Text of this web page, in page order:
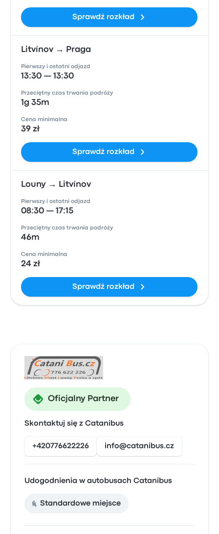
Sprawdź rozkład
Litvínov → Praga
Pierwszy i ostatni odjazd
13:30 — 13:30
Przeciętny czas trwania podróży
1g 35m
Cena minimalna
39 zł
Sprawdź rozkład
Louny → Litvínov
Pierwszy i ostatni odjazd
08:30 — 17:15
Przeciętny czas trwania podróży
46m
Cena minimalna
24 zł
Sprawdź rozkład
Oficjalny Partner
Skontaktuj się z Catanibus
+420776622226 info@catanibus.cz
Udogodnienia w autobusach Catanibus
Standardowe miejsce